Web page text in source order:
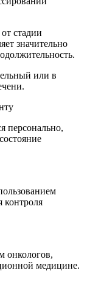
стадии
значительно
или в
персонально,
контроля
онкологов,
медицине.